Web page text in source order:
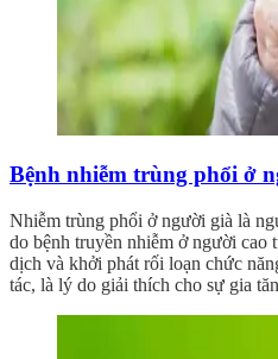
Bệnh nhiễm trùng phổi ở
Nhiễm trùng phổi ở người già là
do bệnh truyền nhiễm ở người cao
dịch và khởi phát rối loạn chức
tác, là lý do giải thích cho sự gia